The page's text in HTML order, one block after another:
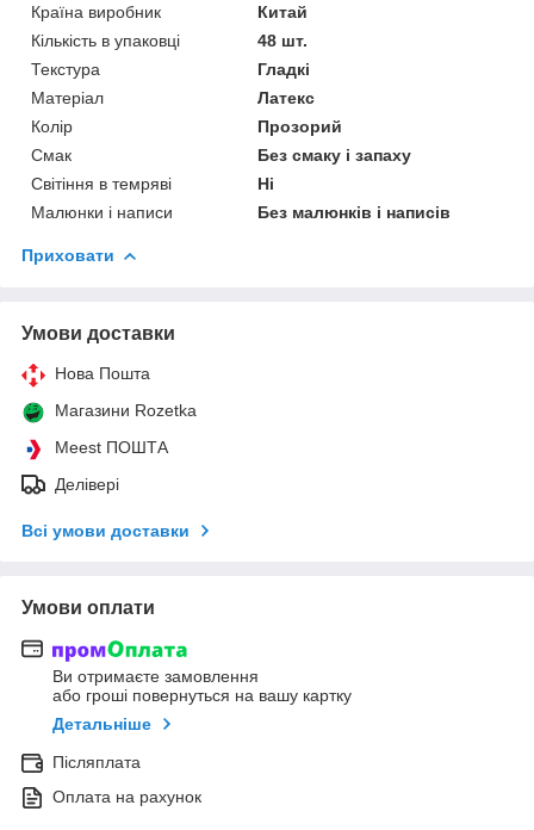
Країна виробник
Китай
Кількість в упаковці
48 шт.
Текстура
Гладкі
Матеріал
Латекс
Колір
Прозорий
Смак
Без смаку і запаху
Світіння в темряві
Ні
Малюнки і написи
Без малюнків і написів
Приховати
Умови доставки
Нова Пошта
Магазини Rozetka
Meest ПОШТА
Делівері
Всі умови доставки
Умови оплати
Ви отримаєте замовлення
або гроші повернуться на вашу картку
Детальніше
Післяплата
Оплата на рахунок